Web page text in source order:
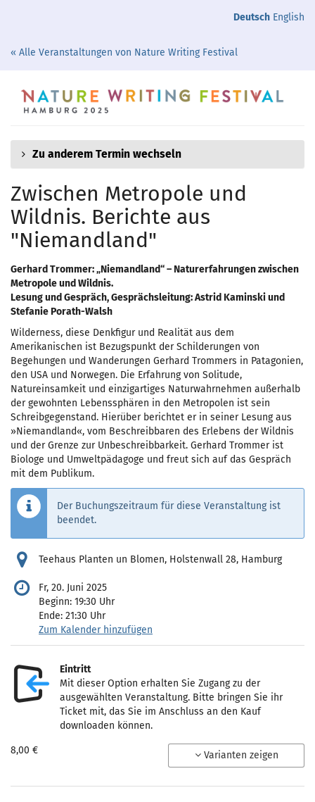
springen
Deutsch English
« Alle Veranstaltungen von Nature Writing Festival
Zu anderem Termin wechseln
Zwischen Metropole und
Wildnis. Berichte aus
"Niemandland"
Gerhard Trommer: „Niemandland“ – Naturerfahrungen zwischen
Metropole und Wildnis.
Lesung und Gespräch, Gesprächsleitung: Astrid Kaminski und
Stefanie Porath-Walsh
Wilderness, diese Denkfigur und Realität aus dem
Amerikanischen ist Bezugspunkt der Schilderungen von
Begehungen und Wanderungen Gerhard Trommers in Patagonien,
den USA und Norwegen. Die Erfahrung von Solitude,
Natureinsamkeit und einzigartiges Naturwahrnehmen außerhalb
der gewohnten Lebenssphären in den Metropolen ist sein
Schreibgegenstand. Hierüber berichtet er in seiner Lesung aus
»Niemandland«, vom Beschreibbaren des Erlebens der Wildnis
und der Grenze zur Unbeschreibbarkeit. Gerhard Trommer ist
Biologe und Umweltpädagoge und freut sich auf das Gespräch
mit dem Publikum.
Der Buchungszeitraum für diese Veranstaltung ist
beendet.
Teehaus Planten un Blomen, Holstenwall 28, Hamburg
Fr, 20. Juni 2025
Beginn: 19:30 Uhr
Ende: 21:30 Uhr
Zum Kalender hinzufügen
Unkategorisierte
Produkte
Eintritt
Mit dieser Option erhalten Sie Zugang zu der
ausgewählten Veranstaltung. Bitte bringen Sie ihr
Ticket mit, das Sie im Anschluss an den Kauf
downloaden können.
8,00 € Varianten zeigen